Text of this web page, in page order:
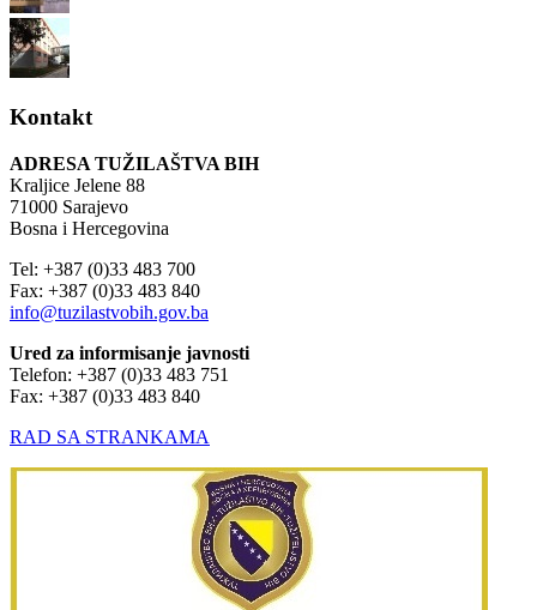
Kontakt
ADRESA TUŽILAŠTVA BIH
Kraljice Jelene 88
71000 Sarajevo
Bosna i Hercegovina
Tel: +387 (0)33 483 700
Fax: +387 (0)33 483 840
info@tuzilastvobih.gov.ba
Ured za informisanje javnosti
Telefon: +387 (0)33 483 751
Fax: +387 (0)33 483 840
RAD SA STRANKAMA